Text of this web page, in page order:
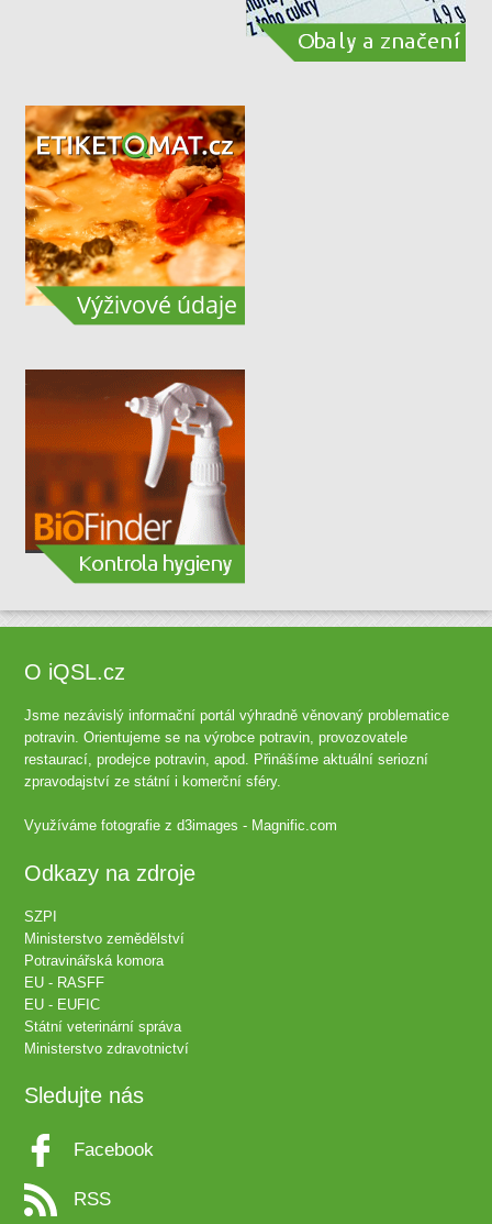
O iQSL.cz
Jsme nezávislý informační portál výhradně věnovaný problematice
potravin. Orientujeme se na výrobce potravin, provozovatele
restaurací, prodejce potravin, apod. Přinášíme aktuální seriozní
zpravodajství ze státní i komerční sféry.
Využíváme fotografie zd3images - Magnific.com
Odkazy na zdroje
SZPI
Ministerstvo zemědělství
Potravinářská komora
EU - RASFF
EU - EUFIC
Státní veterinární správa
Ministerstvo zdravotnictví
Sledujte nás
Facebook
RSS